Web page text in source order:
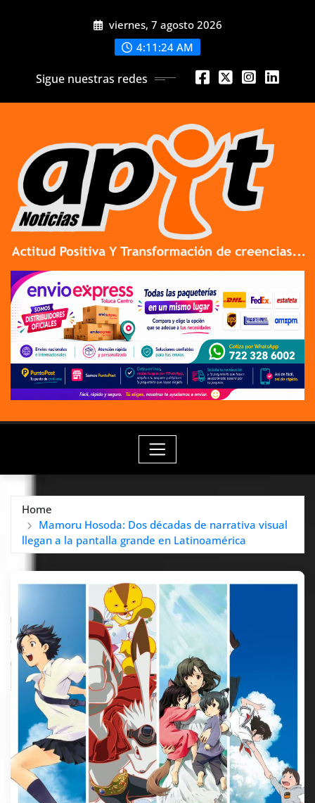
viernes, 7 agosto 2026
4:11:25 AM
Sigue nuestras redes
Home
Mamoru Hosoda: Dos décadas de narrativa visual
llegan a la pantalla grande en Latinoamérica